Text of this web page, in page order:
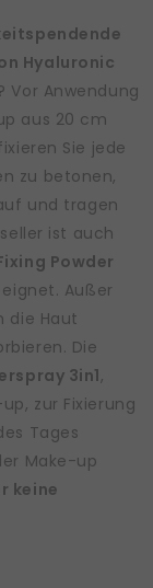
Hyaluronic
Vor Anwendung
aus 20 cm
Sie jede
zu betonen,
und tragen
ist auch
Powder
Außer
die Haut
Die
3in1,
zur Fixierung
Tages
Make-up
keine